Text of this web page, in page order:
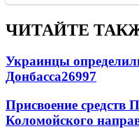
ЧИТАЙТЕ
Украинцы
Донбасса26997
Присвоение средств
Коломойского